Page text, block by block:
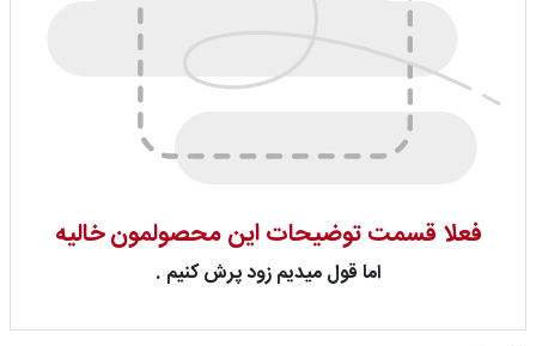
فعلا قسمت توضیحات این محصولمون خالیه
اما قول میدیم زود پرش کنیم .